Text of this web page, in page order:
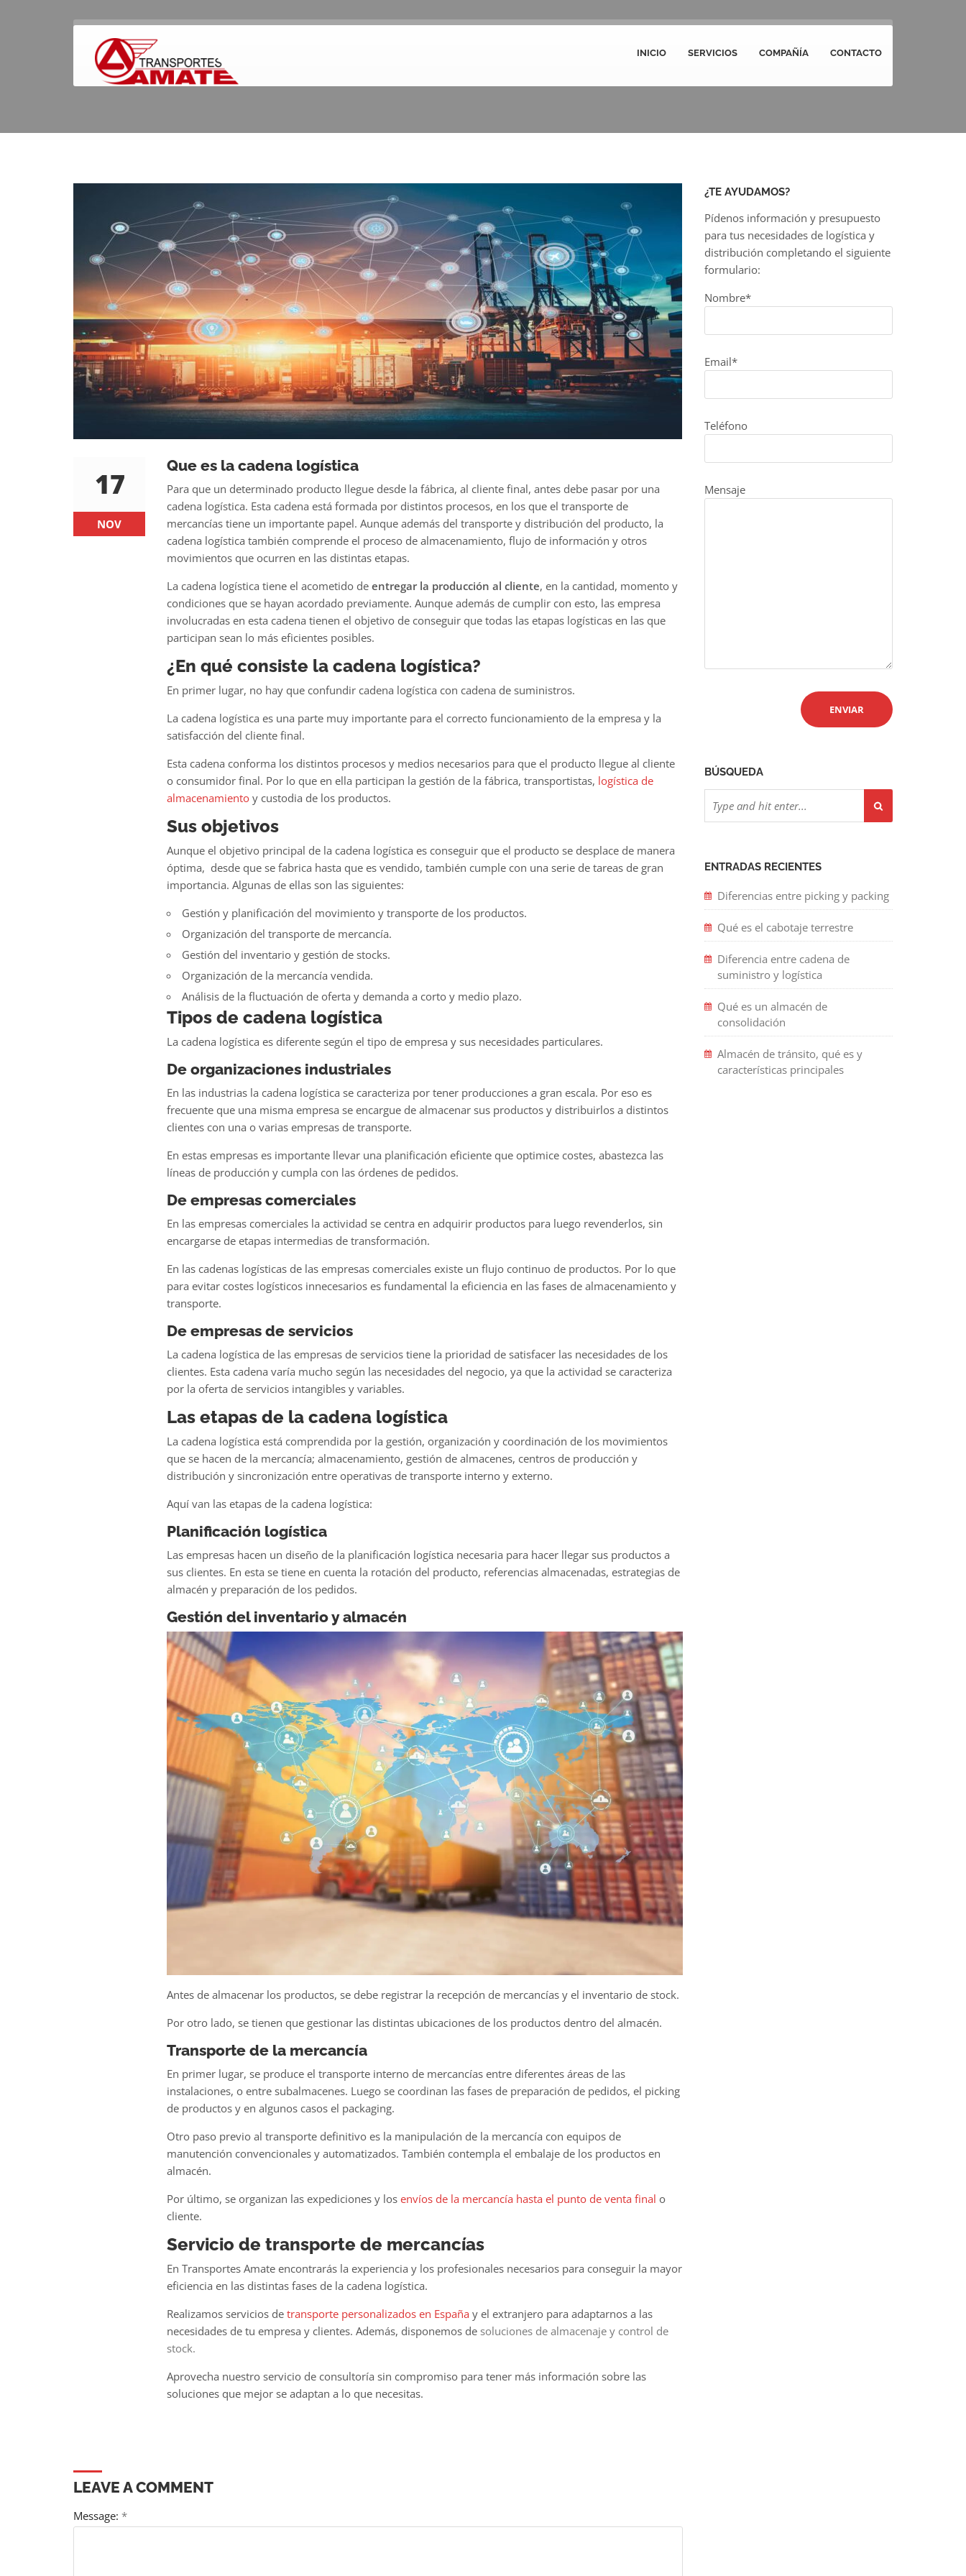
INICIO SERVICIOS COMPAÑÍA CONTACTO
17
NOV
Que es la cadena logística
Para que un determinado producto llegue desde la fábrica, al cliente final, antes debe pasar por una
cadena logística. Esta cadena está formada por distintos procesos, en los que el transporte de
mercancías tiene un importante papel. Aunque además del transporte y distribución del producto, la
cadena logística también comprende el proceso de almacenamiento, flujo de información y otros
movimientos que ocurren en las distintas etapas.
La cadena logística tiene el acometido de entregar la producción al cliente, en la cantidad, momento y
condiciones que se hayan acordado previamente. Aunque además de cumplir con esto, las empresa
involucradas en esta cadena tienen el objetivo de conseguir que todas las etapas logísticas en las que
participan sean lo más eficientes posibles.
¿En qué consiste la cadena logística?
En primer lugar, no hay que confundir cadena logística con cadena de suministros.
La cadena logística es una parte muy importante para el correcto funcionamiento de la empresa y la
satisfacción del cliente final.
Esta cadena conforma los distintos procesos y medios necesarios para que el producto llegue al cliente
o consumidor final. Por lo que en ella participan la gestión de la fábrica, transportistas, logística de
almacenamiento y custodia de los productos.
Sus objetivos
Aunque el objetivo principal de la cadena logística es conseguir que el producto se desplace de manera
óptima, desde que se fabrica hasta que es vendido, también cumple con una serie de tareas de gran
importancia. Algunas de ellas son las siguientes:
Gestión y planificación del movimiento y transporte de los productos.
Organización del transporte de mercancía.
Gestión del inventario y gestión de stocks.
Organización de la mercancía vendida.
Análisis de la fluctuación de oferta y demanda a corto y medio plazo.
Tipos de cadena logística
La cadena logística es diferente según el tipo de empresa y sus necesidades particulares.
De organizaciones industriales
En las industrias la cadena logística se caracteriza por tener producciones a gran escala. Por eso es
frecuente que una misma empresa se encargue de almacenar sus productos y distribuirlos a distintos
clientes con una o varias empresas de transporte.
En estas empresas es importante llevar una planificación eficiente que optimice costes, abastezca las
líneas de producción y cumpla con las órdenes de pedidos.
De empresas comerciales
En las empresas comerciales la actividad se centra en adquirir productos para luego revenderlos, sin
encargarse de etapas intermedias de transformación.
En las cadenas logísticas de las empresas comerciales existe un flujo continuo de productos. Por lo que
para evitar costes logísticos innecesarios es fundamental la eficiencia en las fases de almacenamiento y
transporte.
De empresas de servicios
La cadena logística de las empresas de servicios tiene la prioridad de satisfacer las necesidades de los
clientes. Esta cadena varía mucho según las necesidades del negocio, ya que la actividad se caracteriza
por la oferta de servicios intangibles y variables.
Las etapas de la cadena logística
La cadena logística está comprendida por la gestión, organización y coordinación de los movimientos
que se hacen de la mercancía; almacenamiento, gestión de almacenes, centros de producción y
distribución y sincronización entre operativas de transporte interno y externo.
Aquí van las etapas de la cadena logística:
Planificación logística
Las empresas hacen un diseño de la planificación logística necesaria para hacer llegar sus productos a
sus clientes. En esta se tiene en cuenta la rotación del producto, referencias almacenadas, estrategias de
almacén y preparación de los pedidos.
Gestión del inventario y almacén
Antes de almacenar los productos, se debe registrar la recepción de mercancías y el inventario de stock.
Por otro lado, se tienen que gestionar las distintas ubicaciones de los productos dentro del almacén.
Transporte de la mercancía
En primer lugar, se produce el transporte interno de mercancías entre diferentes áreas de las
instalaciones, o entre subalmacenes. Luego se coordinan las fases de preparación de pedidos, el picking
de productos y en algunos casos el packaging.
Otro paso previo al transporte definitivo es la manipulación de la mercancía con equipos de
manutención convencionales y automatizados. También contempla el embalaje de los productos en
almacén.
Por último, se organizan las expediciones y los envíos de la mercancía hasta el punto de venta final o
cliente.
Servicio de transporte de mercancías
En Transportes Amate encontrarás la experiencia y los profesionales necesarios para conseguir la mayor
eficiencia en las distintas fases de la cadena logística.
Realizamos servicios de transporte personalizados en España y el extranjero para adaptarnos a las
necesidades de tu empresa y clientes. Además, disponemos de soluciones de almacenaje y control de
stock.
Aprovecha nuestro servicio de consultoría sin compromiso para tener más información sobre las
soluciones que mejor se adaptan a lo que necesitas.
LEAVE A COMMENT
Message: *
¿TE AYUDAMOS?
Pídenos información y presupuesto
para tus necesidades de logística y
distribución completando el siguiente
formulario:
Nombre*
Email*
Teléfono
Mensaje
BÚSQUEDA
ENTRADAS RECIENTES
Diferencias entre picking y packing
Qué es el cabotaje terrestre
Diferencia entre cadena de
suministro y logística
Qué es un almacén de
consolidación
Almacén de tránsito, qué es y
características principales